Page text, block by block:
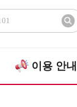
이용 안내